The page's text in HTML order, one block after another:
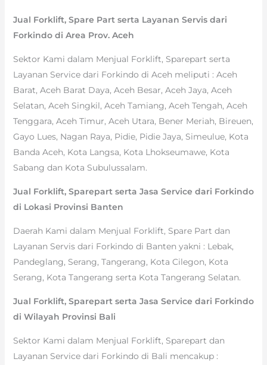
Jual Forklift, Spare Part serta Layanan Servis dari
Forkindo di Area Prov. Aceh
Sektor Kami dalam Menjual Forklift, Sparepart serta
Layanan Service dari Forkindo di Aceh meliputi : Aceh
Barat, Aceh Barat Daya, Aceh Besar, Aceh Jaya, Aceh
Selatan, Aceh Singkil, Aceh Tamiang, Aceh Tengah, Aceh
Tenggara, Aceh Timur, Aceh Utara, Bener Meriah, Bireuen,
Gayo Lues, Nagan Raya, Pidie, Pidie Jaya, Simeulue, Kota
Banda Aceh, Kota Langsa, Kota Lhokseumawe, Kota
Sabang dan Kota Subulussalam.
Jual Forklift, Sparepart serta Jasa Service dari Forkindo
di Lokasi Provinsi Banten
Daerah Kami dalam Menjual Forklift, Spare Part dan
Layanan Servis dari Forkindo di Banten yakni : Lebak,
Pandeglang, Serang, Tangerang, Kota Cilegon, Kota
Serang, Kota Tangerang serta Kota Tangerang Selatan.
Jual Forklift, Sparepart serta Jasa Service dari Forkindo
di Wilayah Provinsi Bali
Sektor Kami dalam Menjual Forklift, Sparepart dan
Layanan Service dari Forkindo di Bali mencakup :